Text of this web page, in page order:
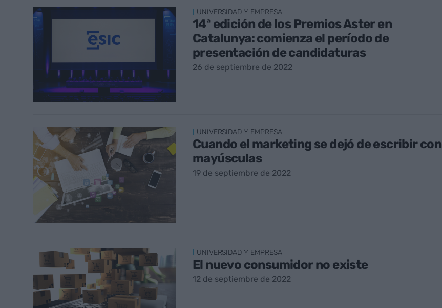
UNIVERSIDAD Y EMPRESA
14ª edición de los Premios Aster en
Catalunya: comienza el período de
presentación de candidaturas
26 de septiembre de 2022
UNIVERSIDAD Y EMPRESA
Cuando el marketing se dejó de escribir con
mayúsculas
19 de septiembre de 2022
UNIVERSIDAD Y EMPRESA
El nuevo consumidor no existe
12 de septiembre de 2022